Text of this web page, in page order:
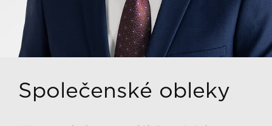
Společenské obleky